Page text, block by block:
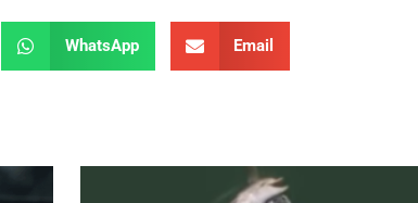
WhatsApp Email